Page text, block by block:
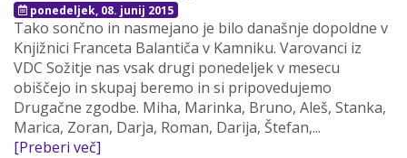
ponedeljek, 08. junij 2015
Tako sončno in nasmejano je bilo današnje dopoldne v
Knjižnici Franceta Balantiča v Kamniku. Varovanci iz
VDC Sožitje nas vsak drugi ponedeljek v mesecu
obiščejo in skupaj beremo in si pripovedujemo
Drugačne zgodbe. Miha, Marinka, Bruno, Aleš, Stanka,
Marica, Zoran, Darja, Roman, Darija, Štefan,...
[Preberi več]